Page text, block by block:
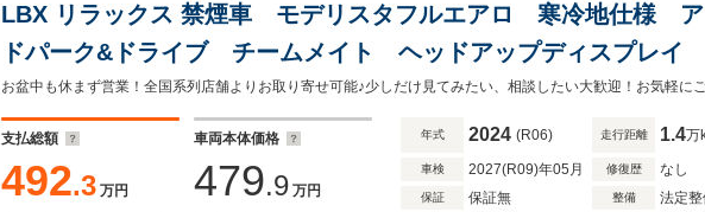
LBX リラックス 禁煙車 モデリスタフルエアロ 寒冷地仕様 ア
ドパーク&ドライブ チームメイト ヘッドアップディスプレイ
メーカーナビ&フルセグTV&Bluetooth&全方位カメラ シートヒ
支払総額
492.3 万円
車両本体価格
479.9 万円
年式 2024 (R06) 走行距離 1.4万
車検 2027(R09)年05月 修復歴 なし
保証 保証無 整備 法定